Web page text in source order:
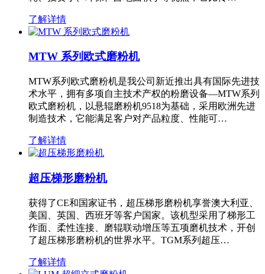
了解详情
MTW 系列欧式磨粉机
MTW系列欧式磨粉机是我公司新近推出具有国际先进技
术水平，拥有多项自主技术产权的粉磨设备—MTW系列
欧式磨粉机，以悬辊磨粉机9518为基础，采用欧洲先进
制造技术，它能满足客户对产品粒度、性能可…
了解详情
超压梯形磨粉机
获得了CE和国家证书，超压梯形磨粉机享誉澳大利亚、
美国、英国、西班牙等客户国家。该机型采用了梯形工
作面、柔性连接、磨辊联动增压等五项磨机技术，开创
了超压梯形磨粉机的世界水平。TGM系列超压…
了解详情